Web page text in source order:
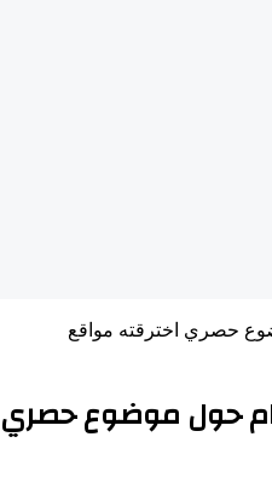
حصري اخترقته مواقع
حول موضوع حصري